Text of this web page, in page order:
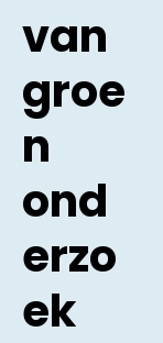
van
groe
n
ond
erzo
ek